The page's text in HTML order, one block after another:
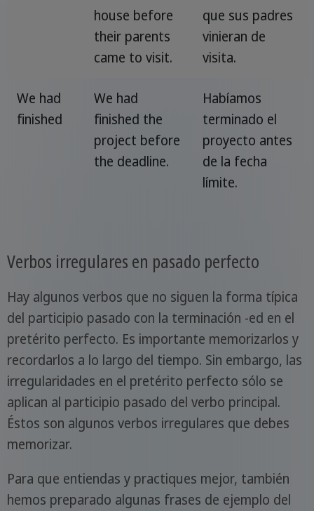
house before
their parents
came to visit.
que sus padres
vinieran de
visita.
We had
finished
We had
finished the
project before
the deadline.
Habíamos
terminado el
proyecto antes
de la fecha
límite.
Verbos irregulares en pasado perfecto
Hay algunos verbos que no siguen la forma típica
del participio pasado con la terminación -ed en el
pretérito perfecto. Es importante memorizarlos y
recordarlos a lo largo del tiempo. Sin embargo, las
irregularidades en el pretérito perfecto sólo se
aplican al participio pasado del verbo principal.
Éstos son algunos verbos irregulares que debes
memorizar.
Para que entiendas y practiques mejor, también
hemos preparado algunas frases de ejemplo del